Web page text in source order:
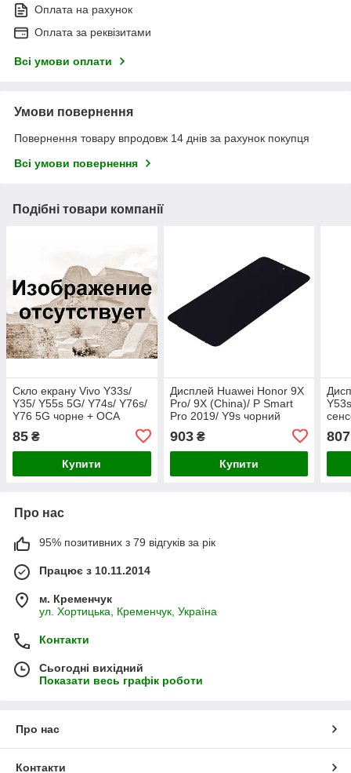
Оплата на рахунок
Оплата за реквізитами
Всі умови оплати
Умови повернення
Повернення товару впродовж 14 днів за рахунок покупця
Всі умови повернення
Подібні товари компанії
Скло екрану Vivo Y33s/
Y35/ Y55s 5G/ Y74s/ Y76s/
Y76 5G чорне + OCA
85 ₴
Купити
Дисплей Huawei Honor 9X
Pro/ 9X (China)/ P Smart
Pro 2019/ Y9s чорний
903₴
Купити
807
Про нас
95% позитивних з 79 відгуків за рік
Працює з 10.11.2014
м. Кременчук
ул. Хортицька, Кременчук, Україна
Контакти
Сьогодні вихідний
Показати весь графік роботи
Про нас
Контакти